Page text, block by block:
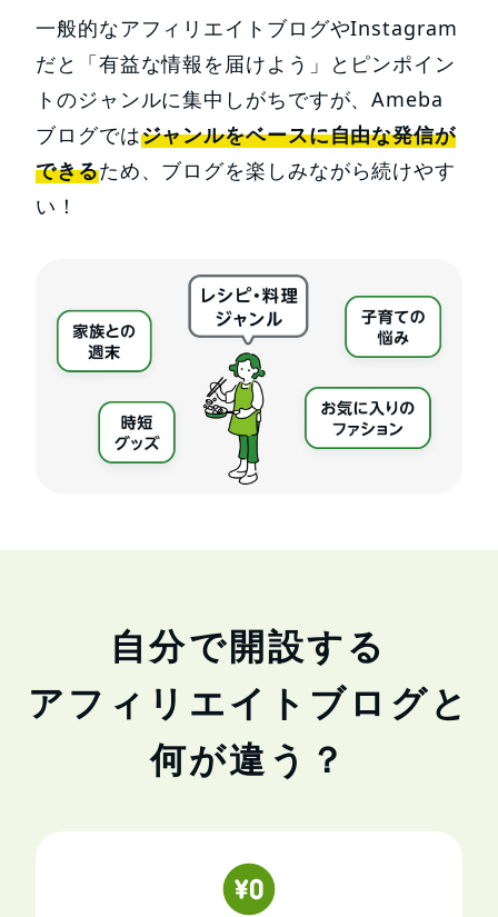
一般的なアフィリエイトブログやInstagram
だと「有益な情報を届けよう」とピンポイン
トのジャンルに集中しがちですが、Ameba
ブログではジャンルをベースに自由な発信が
できるため、ブログを楽しみながら続けやす
い！
自分で開設する
アフィリエイトブログと
何が違う？